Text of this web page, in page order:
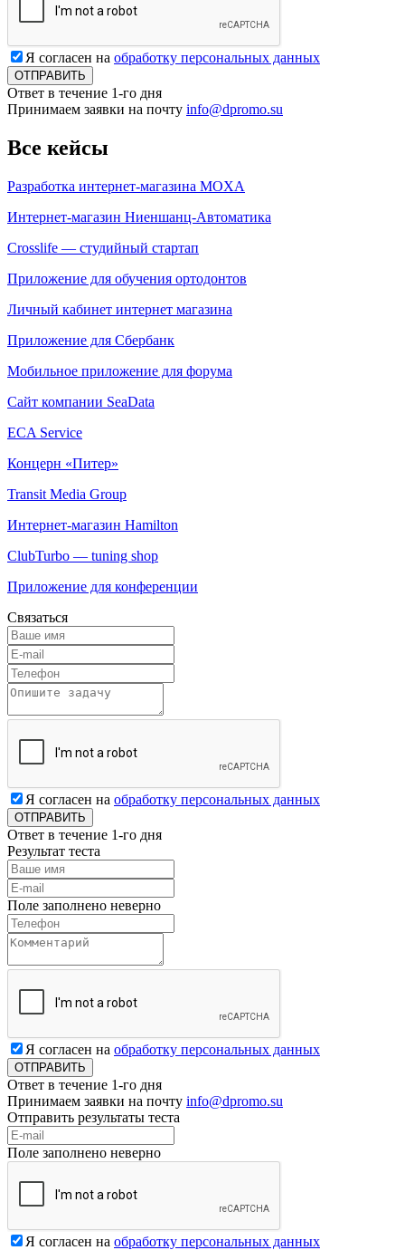
Я согласен на обработку персональных данных
Ответ в течение 1-го дня
Принимаем заявки на почту info@dpromo.su
Все кейсы
Разработка интернет-магазина MOXA
Интернет-магазин Ниеншанц-Автоматика
Crosslife — студийный стартап
Приложение для обучения ортодонтов
Личный кабинет интернет магазина
Приложение для Сбербанк
Мобильное приложение для форума
Сайт компании SeaData
ECA Service
Концерн «Питер»
Transit Media Group
Интернет-магазин Hamilton
ClubTurbo — tuning shop
Приложение для конференции
Связаться
Я согласен на обработку персональных данных
Ответ в течение 1-го дня
Результат теста
Поле заполнено неверно
Я согласен на обработку персональных данных
Ответ в течение 1-го дня
Принимаем заявки на почту info@dpromo.su
Отправить результаты теста
Поле заполнено неверно
Я согласен на обработку персональных данных